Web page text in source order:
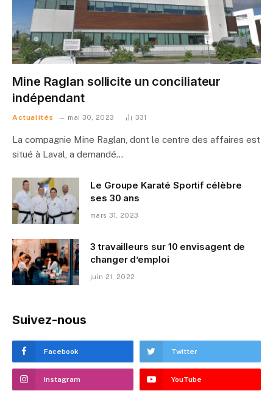
Mine Raglan sollicite un conciliateur
indépendant
Actualités mai 30, 2023 331
La compagnie Mine Raglan, dont le centre des affaires est
situé à Laval, a demandé…
Le Groupe Karaté Sportif célèbre
ses 30 ans
mars 31, 2023
3 travailleurs sur 10 envisagent de
changer d’emploi
juin 21, 2022
Suivez-nous
Facebook Twitter
Instagram YouTube